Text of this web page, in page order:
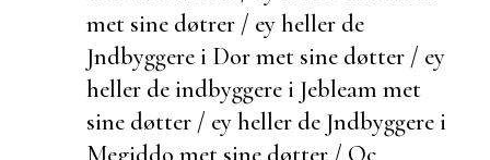
met sine døtrer / ey heller de
Jndbyggere i Dor met sine døtter / ey
heller de indbyggere i Jebleam met
sine døtter / ey heller de Jndbyggere i
Megiddo met sine døtter / Oc